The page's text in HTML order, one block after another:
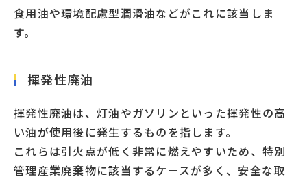
食用油や環境配慮型潤滑油などがこれに該当しま
す。
揮発性廃油
揮発性廃油は、灯油やガソリンといった揮発性の高
い油が使用後に発生するものを指します。
これらは引火点が低く非常に燃えやすいため、特別
管理産業廃棄物に該当するケースが多く、安全な取